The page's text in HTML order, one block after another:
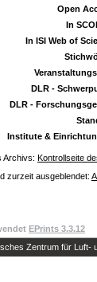
Open
In
In ISI Web of
DLR -
DLR -
Institute &
Archivs: Kontrollseite
zurzeit ausgeblendet:
EPrints 3.3.12
Zentrum für Luft-